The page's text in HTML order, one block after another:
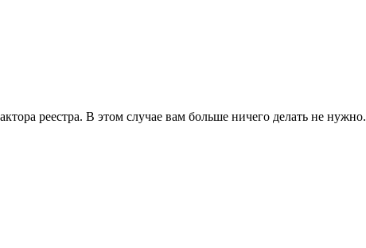
реестра. В этом случае вам больше ничего делать не нужно.